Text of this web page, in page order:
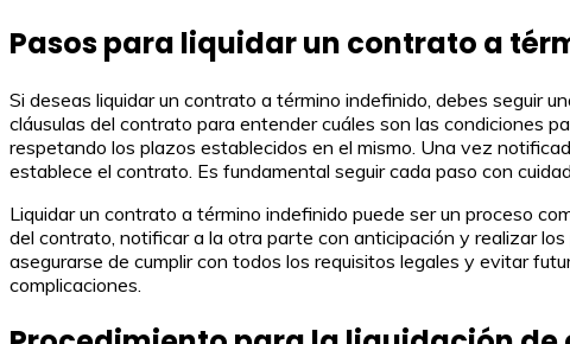
Pasos para liquidar un contrato a
Si deseas liquidar un contrato a término indefinido, debes seguir
cláusulas del contrato para entender cuáles son las condiciones
respetando los plazos establecidos en el mismo. Una vez
establece el contrato. Es fundamental seguir cada paso con
Liquidar un contrato a término indefinido puede ser un proceso
del contrato, notificar a la otra parte con anticipación y realizar
asegurarse de cumplir con todos los requisitos legales y evitar
complicaciones.